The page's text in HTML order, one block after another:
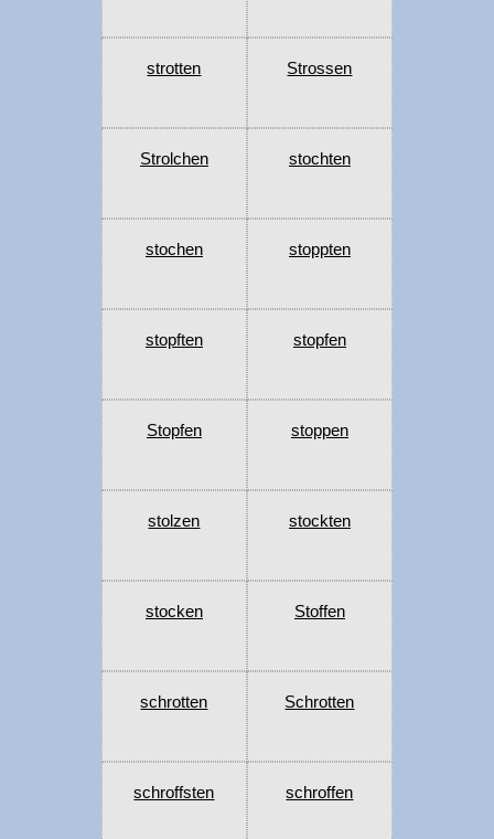
strotten Strossen
Strolchen stochten
stochen stoppten
stopften stopfen
Stopfen stoppen
stolzen stockten
stocken Stoffen
schrotten Schrotten
schroffsten schroffen